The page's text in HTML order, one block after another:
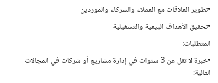
•تطوير العلاقات مع العملاء والشركاء والموردين
•تحقيق الأهداف البيعية والتشغيلية
المتطلبات:
•خبرة لا تقل عن 3 سنوات في إدارة مشاريع أو شركات في المجالات
التالية: